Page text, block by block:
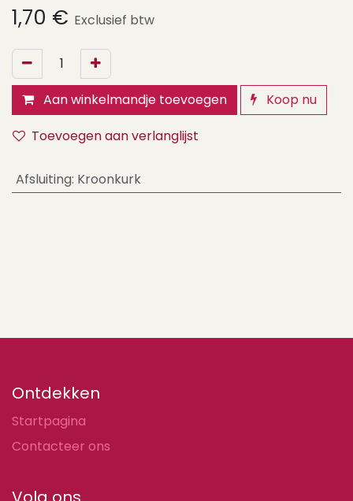
1,70 € Exclusief btw
Aan winkelmandje toevoegen
Koop nu
Toevoegen aan verlanglijst
Afsluiting: Kroonkurk
Ontdekken
Startpagina
Contacteer ons